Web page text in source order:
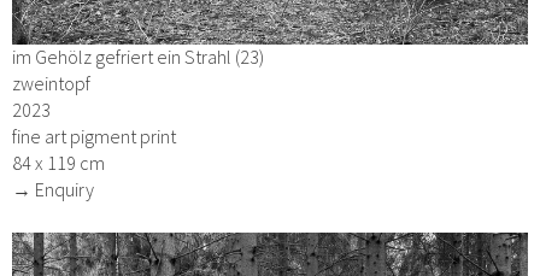
im Gehölz gefriert ein Strahl (23)
zweintopf
2023
fine art pigment print
84 x 119 cm
→ Enquiry